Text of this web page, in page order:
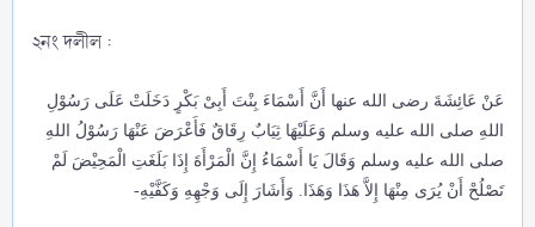
২নং দলীল :
عَنْ عَائِشَةَ رضى الله عنها أَنَّ أَسْمَاءَ بِنْتَ أَبِىْ بَكْرٍ دَخَلَتْ عَلَى رَسُوْلِ
اللهِ صلى الله عليه وسلم وَعَلَيْهَا ثِيَابٌ رِقَاقٌ فَأَعْرَضَ عَنْهَا رَسُوْلُ اللهِ
صلى الله عليه وسلم وَقَالَ يَا أَسْمَاءُ إِنَّ الْمَرْأَةَ إِذَا بَلَغَتِ الْمَحِيْضَ لَمْ
تَصْلُحْ أَنْ يُرَى مِنْهَا إِلاَّ هَذَا وَهَذَا. وَأَشَارَ إِلَى وَجْهِهِ وَكَفَّيْهِ-